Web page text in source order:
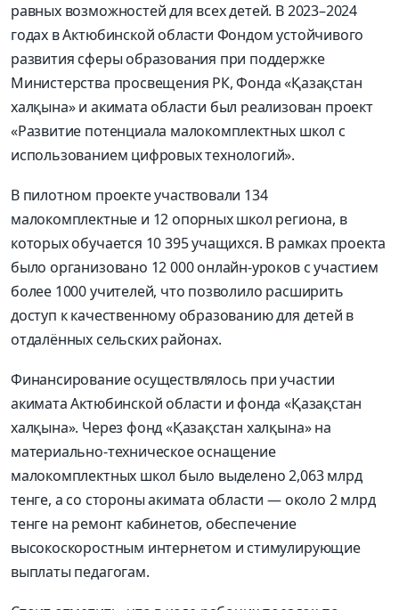
равных возможностей для всех детей. В 2023–2024
годах в Актюбинской области Фондом устойчивого
развития сферы образования при поддержке
Министерства просвещения РК, Фонда «Қазақстан
халқына» и акимата области был реализован проект
«Развитие потенциала малокомплектных школ с
использованием цифровых технологий».
В пилотном проекте участвовали 134
малокомплектные и 12 опорных школ региона, в
которых обучается 10 395 учащихся. В рамках проекта
было организовано 12 000 онлайн-уроков с участием
более 1000 учителей, что позволило расширить
доступ к качественному образованию для детей в
отдалённых сельских районах.
Финансирование осуществлялось при участии
акимата Актюбинской области и фонда «Қазақстан
халқына». Через фонд «Қазақстан халқына» на
материально-техническое оснащение
малокомплектных школ было выделено 2,063 млрд
тенге, а со стороны акимата области — около 2 млрд
тенге на ремонт кабинетов, обеспечение
высокоскоростным интернетом и стимулирующие
выплаты педагогам.